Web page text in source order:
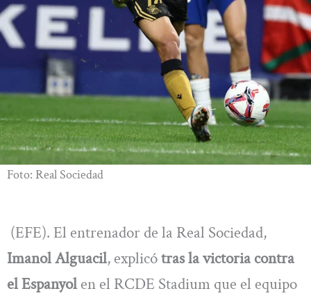
Foto: Real Sociedad
(EFE). El entrenador de la Real Sociedad,
Imanol Alguacil, explicótras la victoria contra
el Espanyol en el RCDE Stadium que el equipo